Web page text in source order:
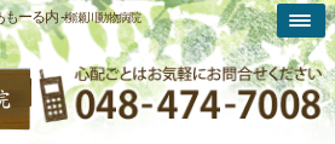
もーる内 -柳瀬川動物病院